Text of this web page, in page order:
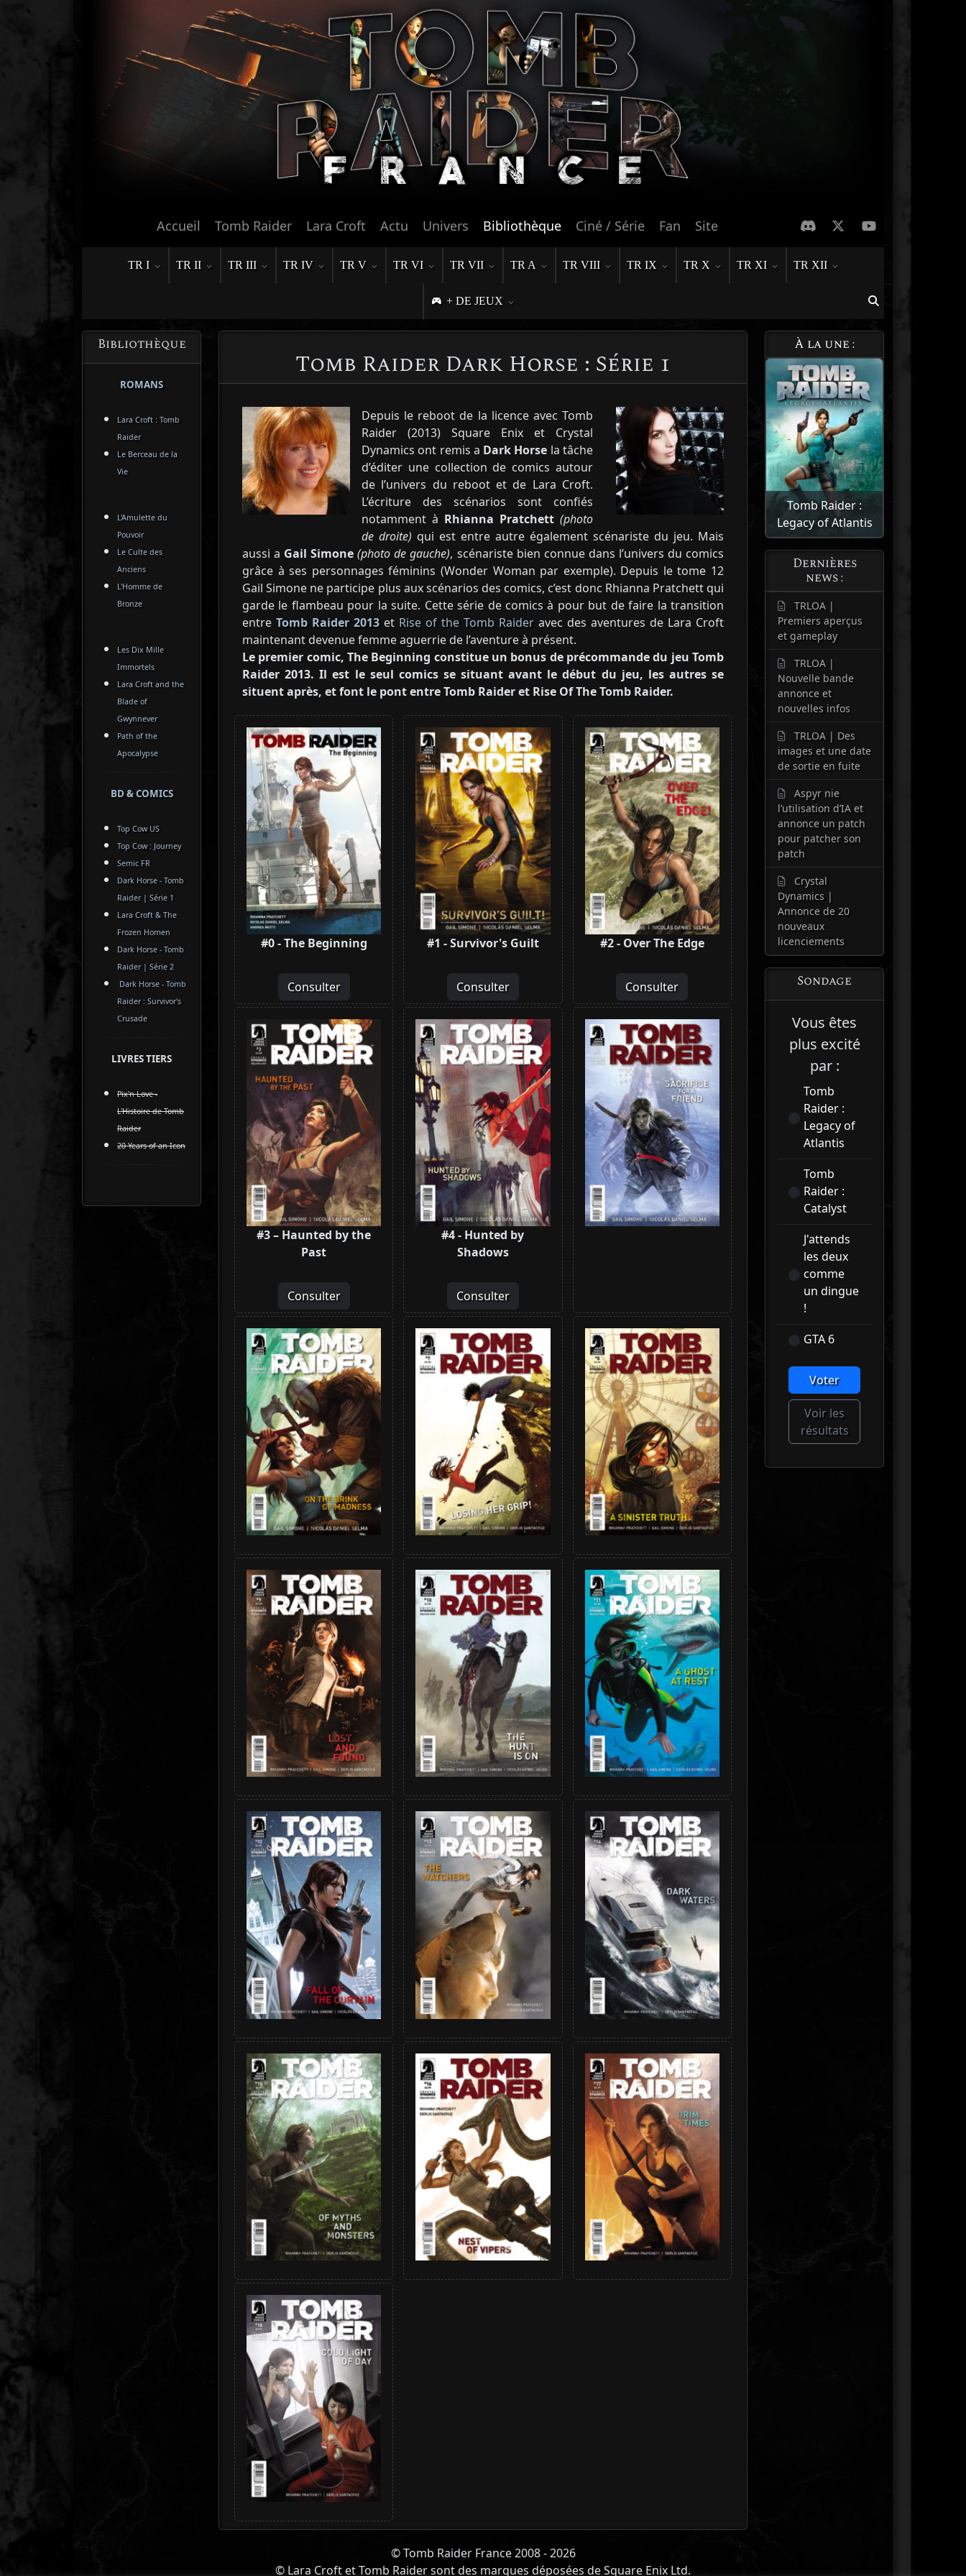
Accueil Tomb Raider Lara Croft Actu Univers Bibliothèque Ciné / Série Fan Site
TR I TR II TR III TR IV TR V TR VI TR VII TR A TR VIII TR IX TR X TR XI TR XII
+ DE JEUX
Bibliothèque
ROMANS
Lara Croft : Tomb
Raider
Le Berceau de la
Vie
L'Amulette du
Pouvoir
Le Culte des
Anciens
L'Homme de
Bronze
Les Dix Mille
Immortels
Lara Croft and the
Blade of
Gwynnever
Path of the
Apocalypse
BD & COMICS
Top Cow US
Top Cow : Journey
Semic FR
Dark Horse - Tomb
Raider | Série 1
Lara Croft & The
Frozen Homen
Dark Horse - Tomb
Raider | Série 2
Dark Horse - Tomb
Raider : Survivor's
Crusade
LIVRES TIERS
Pix'n Love -
L'Histoire de Tomb
Raider
20 Years of an Icon
Tomb Raider Dark Horse : Série 1
Depuis le reboot de la licence avec Tomb
Raider (2013) Square Enix et Crystal
Dynamics ont remis a Dark Horse la tâche
d’éditer une collection de comics autour
de l’univers du reboot et de Lara Croft.
L’écriture des scénarios sont confiés
notamment à Rhianna Pratchett (photo
de droite) qui est entre autre également scénariste du jeu. Mais
aussi a Gail Simone(photo de gauche), scénariste bien connue dans l’univers du comics
grâce à ses personnages féminins (Wonder Woman par exemple). Depuis le tome 12
Gail Simone ne participe plus aux scénarios des comics, c’est donc Rhianna Pratchett qui
garde le flambeau pour la suite. Cette série de comics à pour but de faire la transition
entre Tomb Raider 2013 et Rise of the Tomb Raider avec des aventures de Lara Croft
maintenant devenue femmeaguerriede l’aventure à présent.
Le premier comic, The Beginning constitue un bonus de précommande du jeu Tomb
Raider 2013. Il est le seul comics se situant avant le début du jeu, les autres se
situent après, et font le pont entre Tomb Raider et Rise Of The Tomb Raider.
#0 - The Beginning
Consulter
#1 - Survivor's Guilt
Consulter
#2 - Over The Edge
Consulter
#3 – Haunted by the
Past
Consulter
#4 - Hunted by
Shadows
Consulter
À la une :
Tomb Raider :
Legacy of Atlantis
Dernières
news :
TRLOA |
Premiers aperçus
et gameplay
TRLOA |
Nouvelle bande
annonce et
nouvelles infos
TRLOA | Des
images et une date
de sortie en fuite
Aspyr nie
l’utilisation d’IA et
annonce un patch
pour patcher son
patch
Crystal
Dynamics |
Annonce de 20
nouveaux
licenciements
Sondage
Vous êtes
plus excité
par :
Tomb
Raider :
Legacy of
Atlantis
Tomb
Raider :
Catalyst
J'attends
les deux
comme
un dingue
!
GTA 6
Voter
Voir les
résultats
© Tomb Raider France 2008 - 2026
© Lara Croft et Tomb Raider sont des marques déposées de Square Enix Ltd.